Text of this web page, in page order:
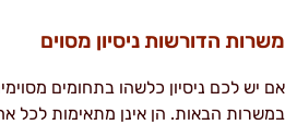
הדורשות ניסיון מסוים
יש לכם ניסיון כלשהו בתחומים
הבאות. הן אינן מתאימות לכל